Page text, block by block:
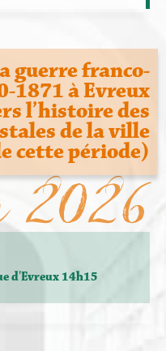
guerre franco-
1871 à Evreux
l’histoire des
de la ville
cette période)
2026
d'Evreux 14h15